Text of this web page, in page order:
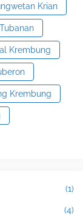
Krian
Tubanan
Krembung
Krembung
(1)
(4)